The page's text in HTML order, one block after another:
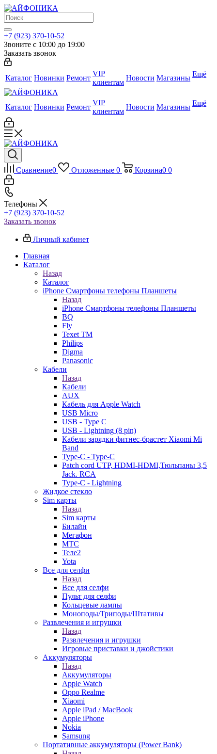
+7 (923) 370-10-52
Звоните с 10:00 до 19:00
Заказать звонок
Каталог Новинки Ремонт
VIP
клиентам
Новости Магазины Ещё
Каталог Новинки Ремонт
VIP
клиентам
Новости Магазины Ещё
Сравнение0 Отложенные 0 Корзина0 0
Телефоны
+7 (923) 370-10-52
Заказать звонок
Личный кабинет
Главная
Каталог
Назад
Каталог
iPhone Смартфоны телефоны Планшеты
Назад
iPhone Смартфоны телефоны Планшеты
BQ
Fly
Texet TM
Philips
Digma
Panasonic
Кабели
Назад
Кабели
AUX
Кабель для Apple Watch
USB Micro
USB - Type C
USB - Lightning (8 pin)
Кабели зарядки фитнес-брастет Xiaomi Mi
Band
Type-C - Type-C
Patch cord UTP, HDMI-HDMI,Тюльпаны 3,5
Jack. RCA
Type-C - Lightning
Жидкое стекло
Sim карты
Назад
Sim карты
Билайн
Мегафон
МТС
Теле2
Yota
Все для селфи
Назад
Все для селфи
Пульт для селфи
Кольцевые лампы
Моноподы/Триподы/Штативы
Развлечения и игрушки
Назад
Развлечения и игрушки
Игровые приставки и джойстики
Аккумуляторы
Назад
Аккумуляторы
Apple Watch
Oppo Realme
Xiaomi
Apple iPad / MacBook
Apple iPhone
Nokia
Samsung
Портативные аккумуляторы (Power Bank)